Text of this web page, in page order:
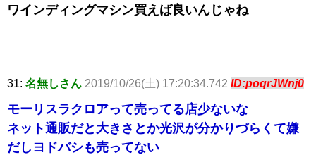
ワインディングマシン買えば良いんじゃね
31: 名無しさん 2019/10/26(土) 17:20:34.742 ID:poqrJWnj0
モーリスラクロアって売ってる店少ないな
ネット通販だと大きさとか光沢が分かりづらくて嫌
だしヨドバシも売ってない